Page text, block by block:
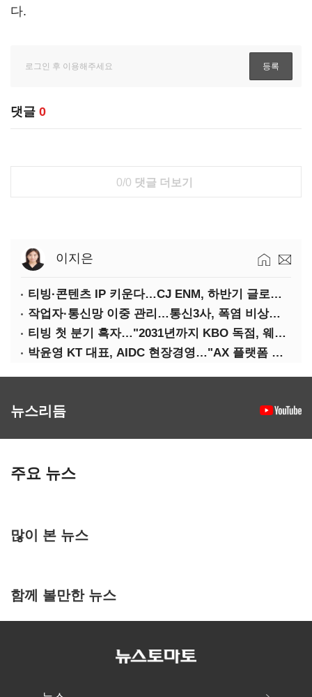
다.
댓글 0
0/0 댓글 더보기
이지은
티빙·콘텐츠 IP 키운다…CJ ENM, 하반기 글로벌 확장 가속
작업자·통신망 이중 관리…통신3사, 폭염 비상대응 돌입
티빙 첫 분기 흑자…"2031년까지 KBO 독점, 웨이브 합병도 속도"
박윤영 KT 대표, AIDC 현장경영…"AX 플랫폼 핵심 인프라로 키운다"
뉴스리듬
주요 뉴스
많이 본 뉴스
함께 볼만한 뉴스